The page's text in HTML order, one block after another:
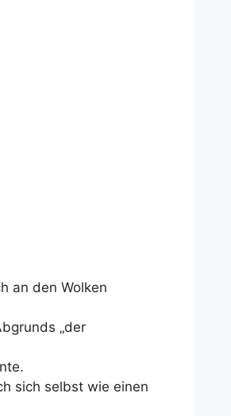
an den Wolken
„der
sich selbst wie einen